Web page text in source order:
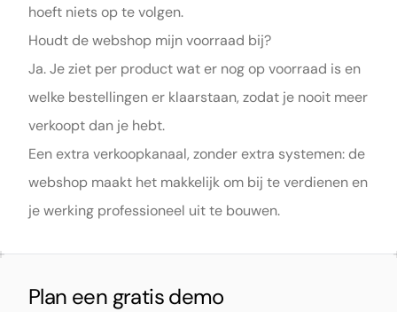
hoeft niets op te volgen.
Houdt de webshop mijn voorraad bij?
Ja. Je ziet per product wat er nog op voorraad is en
welke bestellingen er klaarstaan, zodat je nooit meer
verkoopt dan je hebt.
Een extra verkoopkanaal, zonder extra systemen: de
webshop maakt het makkelijk om bij te verdienen en
je werking professioneel uit te bouwen.
Plan een gratis demo